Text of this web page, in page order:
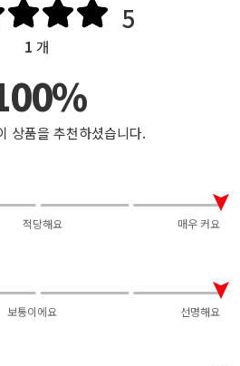
5
1 개
상품을 추천하셨습니다.
적당해요 매우 커요
보통이에요 선명해요